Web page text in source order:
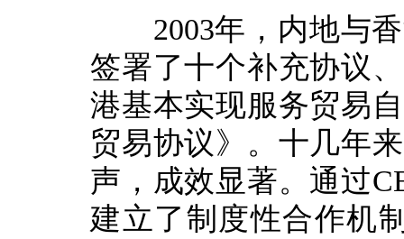
2003年，内地与香
签署了十个补充协议
港基本实现服务贸易
贸易协议》。十几年
声，成效显著。通过
建立了制度性合作机